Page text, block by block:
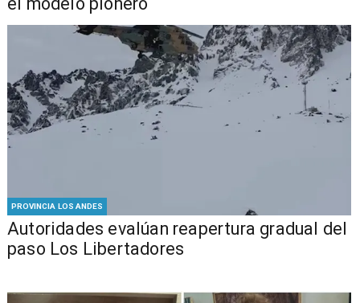
PROVINCIA LOS ANDES
​​Autoridades evalúan reapertura gradual del
paso Los Libertadores